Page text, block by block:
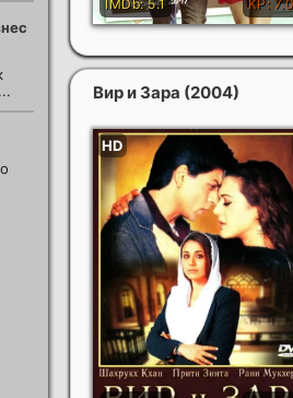
Вир и Зара (2004)